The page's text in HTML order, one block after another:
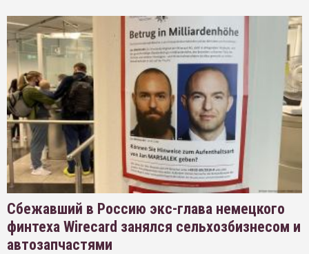
Сбежавший в Россию экс-глава немецкого
финтеха Wirecard занялся сельхозбизнесом и
автозапчастями